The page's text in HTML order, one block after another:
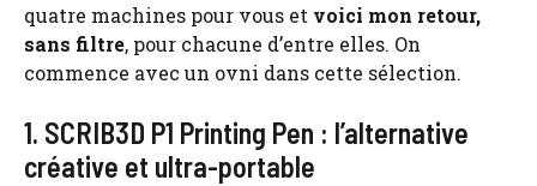
quatre machines pour vous et voici mon retour,
sans filtre, pour chacune d’entre elles. On
commence avec un ovni dans cette sélection.
1. SCRIB3D P1 Printing Pen : l’alternative
créative et ultra-portable